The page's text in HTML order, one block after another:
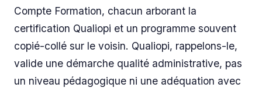
Compte Formation, chacun arborant la
certification Qualiopi et un programme souvent
copié-collé sur le voisin. Qualiopi, rappelons-le,
valide une démarche qualité administrative, pas
un niveau pédagogique ni une adéquation avec